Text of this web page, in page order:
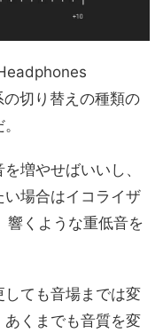
切り替えの種類の
増やせばいいし、
場合はイコライザ
響くような重低音を
ても音場までは変
あくまでも音質を変